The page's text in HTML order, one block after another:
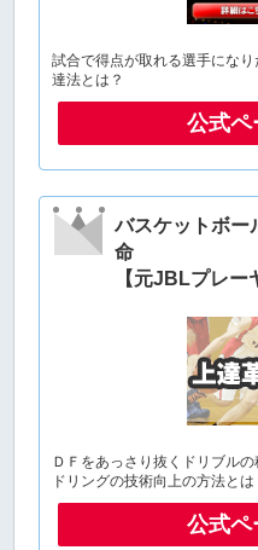
試合で得点が取れる選手にな
達法とは？
公式ペ
バスケットボー
命
【元JBLプレ
ＤＦをあっさり抜くドリブル
ドリングの技術向上の方法とは
公式ペ